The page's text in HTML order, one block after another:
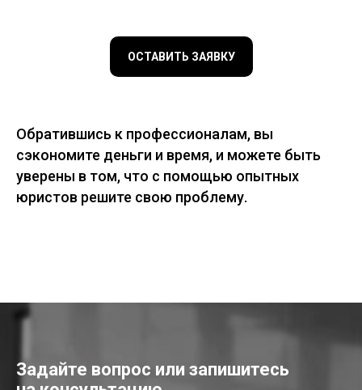
ОСТАВИТЬ ЗАЯВКУ
Обратившись к профессионалам, вы
сэкономите деньги и время, и можете быть
уверены в том, что с помощью опытных
юристов решите свою проблему.
Задайте вопрос или запишитесь